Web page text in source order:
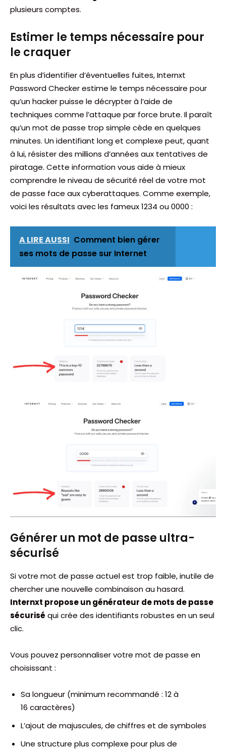
plusieurs comptes.
Estimer le temps nécessaire pour
le craquer
En plus d’identifier d’éventuelles fuites, Internxt
Password Checker estime le temps nécessaire pour
qu’un hacker puisse le décrypter à l’aide de
techniques comme l’attaque par force brute. Il paraît
qu’un mot de passe trop simple cède en quelques
minutes. Un identifiant long et complexe peut, quant
à lui, résister des millions d’années aux tentatives de
piratage. Cette information vous aide à mieux
comprendre le niveau de sécurité réel de votre mot
de passe face aux cyberattaques. Comme exemple,
voici les résultats avec les fameux 1234 ou 0000 :
A LIRE AUSSI Comment bien gérer
ses mots de passe sur Internet
Générer un mot de passe ultra-
sécurisé
Si votre mot de passe actuel est trop faible, inutile de
chercher une nouvelle combinaison au hasard.
Internxt propose un générateur de mots de passe
sécurisé qui crée des identifiants robustes en un seul
clic.
Vous pouvez personnaliser votre mot de passe en
choisissant :
Sa longueur (minimum recommandé : 12 à
16 caractères)
L’ajout de majuscules, de chiffres et de symboles
Une structure plus complexe pour plus de